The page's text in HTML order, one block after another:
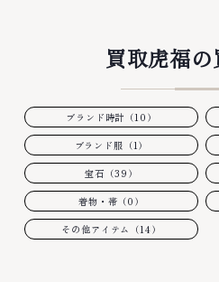
買取虎福
ブランド時計（10）
ブランド服（1）
宝石（39）
着物・帯（0）
その他アイテム（14）